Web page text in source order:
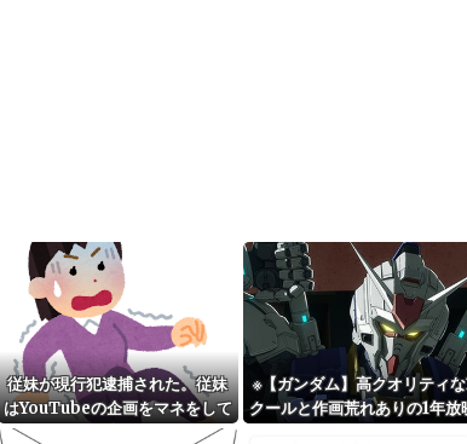
従妹が現行犯逮捕された。従妹
はYouTubeの企画をマネをして
「別れさせごっこ」をしてお
※【ガンダム】高クオリティ
クールと作画荒れありの1年放